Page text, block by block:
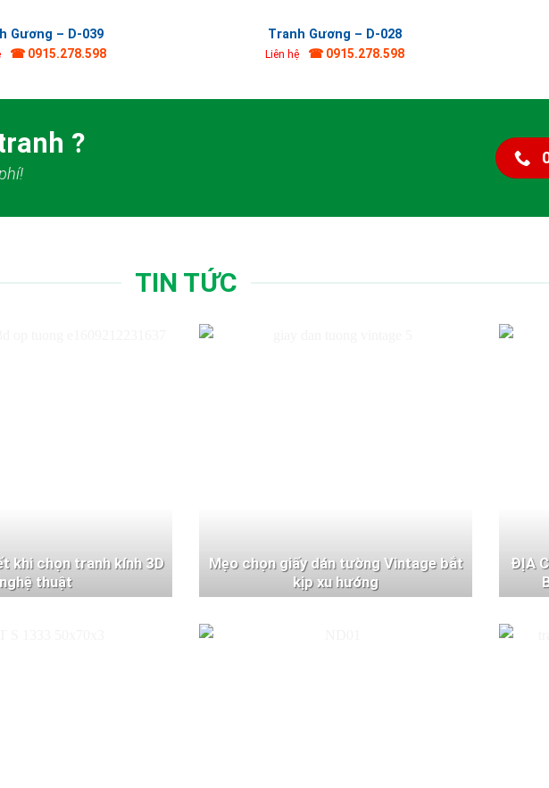
Gương – D-039
☎ 0915.278.598
Tranh Gương – D-028
Liên hệ ☎ 0915.278.598
?
TIN TỨC
khi chọn tranh kính 3D
nghệ thuật
Mẹo chọn giấy dán tường Vintage bắt
kịp xu hướng
ĐỊA